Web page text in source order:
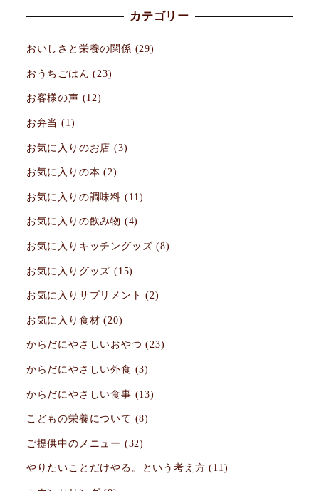
カテゴリー
おいしさと栄養の関係 (29)
おうちごはん (23)
お客様の声 (12)
お弁当 (1)
お気に入りのお店 (3)
お気に入りの本 (2)
お気に入りの調味料 (11)
お気に入りの飲み物 (4)
お気に入りキッチングッズ (8)
お気に入りグッズ (15)
お気に入りサプリメント (2)
お気に入り食材 (20)
からだにやさしいおやつ (23)
からだにやさしい外食 (3)
からだにやさしい食事 (13)
こどもの栄養について (8)
ご提供中のメニュー (32)
やりたいことだけやる。という考え方 (11)